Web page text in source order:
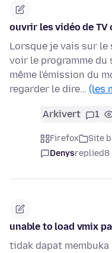
ouvrir les vidéo de TV
Lorsque je vais sur le
voir le programme du
même l'émission du
regarder le dire… (les
Arkivert 1
Firefox Site
Denysreplied8
unable to load vmix
tidak dapat